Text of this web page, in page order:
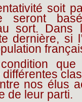
soit
seront
sort.
dernière, si
nos élus
de leur parti.